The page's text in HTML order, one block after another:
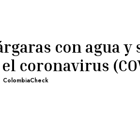
con agua y
coronavirus
ColombiaCheck